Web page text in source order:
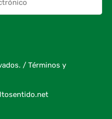
/ Términos y